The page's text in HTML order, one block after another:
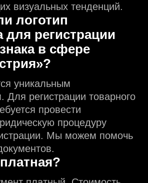
визуальных тенденций.
логотип
для регистрации
в сфере
уникальным
Для регистрации товарного
провести
процедуру
Мы можем помочь